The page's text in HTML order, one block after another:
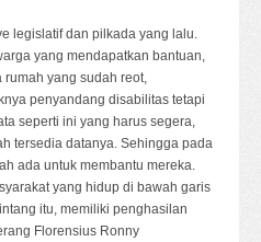
legislatif dan pilkada yang lalu.
yang mendapatkan bantuan,
yang sudah reot,
penyandang disabilitas tetapi
seperti ini yang harus segera,
tersedia datanya. Sehingga pada
ada untuk membantu mereka.
yang hidup di bawah garis
itu, memiliki penghasilan
Florensius Ronny